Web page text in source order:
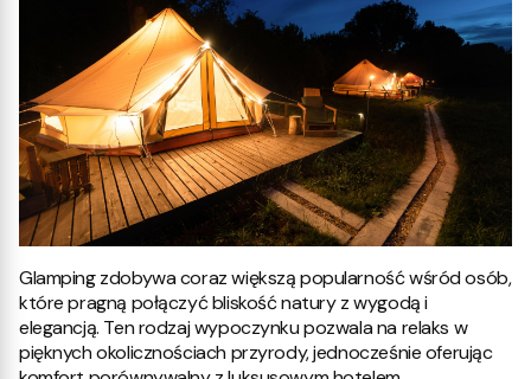
Glamping zdobywa coraz większą popularność wśród osób,
które pragną połączyć bliskość natury z wygodą i
elegancją. Ten rodzaj wypoczynku pozwala na relaks w
pięknych okolicznościach przyrody, jednocześnie oferując